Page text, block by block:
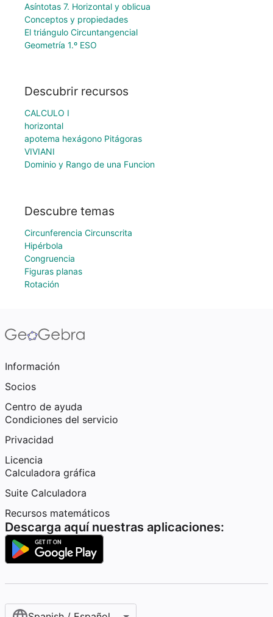
Asíntotas 7. Horizontal y oblicua
Conceptos y propiedades
El triángulo Circuntangencial
Geometría 1.º ESO
Descubrir recursos
CALCULO I
horizontal
apotema hexágono Pitágoras
VIVIANI
Dominio y Rango de una Funcion
Descubre temas
Circunferencia Circunscrita
Hipérbola
Congruencia
Figuras planas
Rotación
Información
Socios
Centro de ayuda
Condiciones del servicio
Privacidad
Licencia
Calculadora gráfica
Suite Calculadora
Recursos matemáticos
Descarga aquí nuestras aplicaciones: